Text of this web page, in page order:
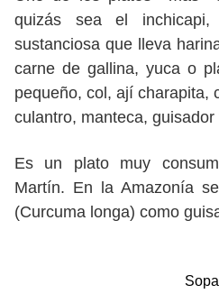
quizás sea el
sustanciosa que lleva
carne de gallina, yuca o
pequeño, col, ají charapita,
culantro, manteca,
Es un plato muy
Martín. En la Amazonía
(Curcuma longa) como
Sopa